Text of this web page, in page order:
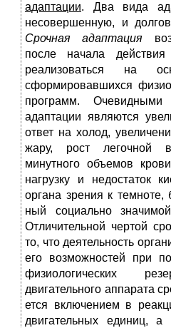
адаптации. Два вида
несовершенную, и
Срочная адаптация
после начала
реализоваться на
сформировавшихся
программ.
Очевидными
адаптации являются
ответ на холод,
жару, рост легочной
минутного объе­мов
нагрузку и недостаток
органа зрения к темноте,
ный социально
Отличительной чертой
то, что деятельность
его возможностей при
физиологических
двигательного аппарата
ется включением в
двигательных единиц, а